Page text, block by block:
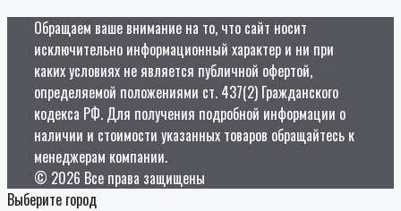
Обращаем ваше внимание на то, что сайт носит
исключительно информационный характер и ни при
каких условиях не является публичной офертой,
определяемой положениями ст. 437(2) Гражданского
кодекса РФ. Для получения подробной информации о
наличии и стоимости указанных товаров обращайтесь к
менеджерам компании.
© 2026 Все права защищены
Выберите город